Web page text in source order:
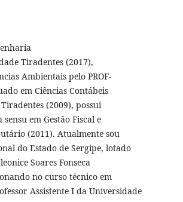
Tiradentes (2017),
Ambientais pelo PROF-
em Ciências Contábeis
(2009), possui
em Gestão Fiscal e
(2011). Atualmente sou
do Estado de Sergipe, lotado
Soares Fonseca
no curso técnico em
Assistente I da Universidade